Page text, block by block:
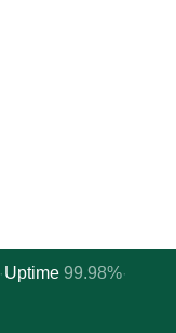
·Uptime 99.98%·